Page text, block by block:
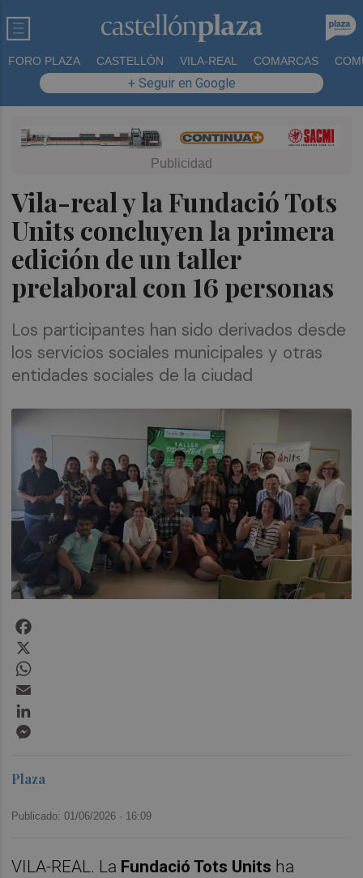
FORO PLAZA CASTELLÓN VILA-REAL COMARCAS
+ Seguir en Google
Vila-real y la Fundació Tots
Units concluyen la primera
edición de un taller
prelaboral con 16 personas
Los participantes han sido derivados desde
los servicios sociales municipales y otras
entidades sociales de la ciudad
Plaza
Publicado: 01/06/2026 · 16:09
VILA-REAL. La Fundació Tots Units ha